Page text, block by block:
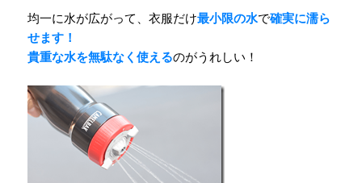
均一に水が広がって、衣服だけ最小限の水で確実に濡ら
せます！
貴重な水を無駄なく使えるのがうれしい！